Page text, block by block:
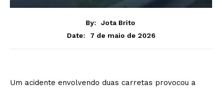
By:
Jota Brito
Date:
7 de maio de 2026
Um acidente envolvendo duas carretas provocou a